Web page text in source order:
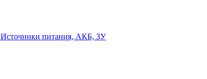
Источники питания, АКБ, ЗУ